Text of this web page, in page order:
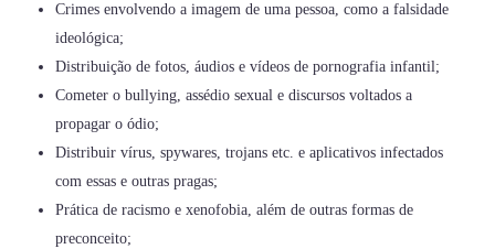
Crimes envolvendo a imagem de uma pessoa, como a falsidade
ideológica;
Distribuição de fotos, áudios e vídeos de pornografia infantil;
Cometer o bullying, assédio sexual e discursos voltados a
propagar o ódio;
Distribuir vírus, spywares, trojans etc. e aplicativos infectados
com essas e outras pragas;
Prática de racismo e xenofobia, além de outras formas de
preconceito;